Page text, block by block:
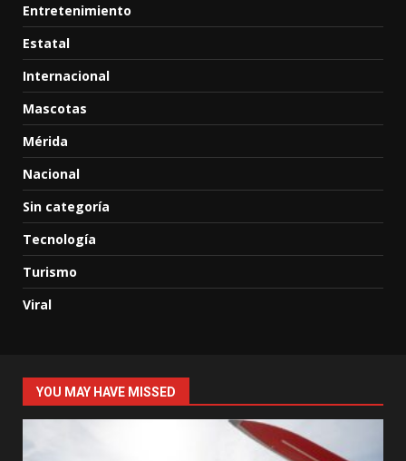
Entretenimiento
Estatal
Internacional
Mascotas
Mérida
Nacional
Sin categoría
Tecnología
Turismo
Viral
YOU MAY HAVE MISSED